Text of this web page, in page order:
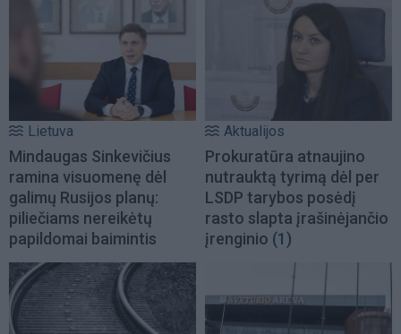
Lietuva
Mindaugas Sinkevičius
ramina visuomenę dėl
galimų Rusijos planų:
piliečiams nereikėtų
papildomai baimintis
Aktualijos
Prokuratūra atnaujino
nutrauktą tyrimą dėl per
LSDP tarybos posėdį
rasto slapta įrašinėjančio
įrenginio (1)